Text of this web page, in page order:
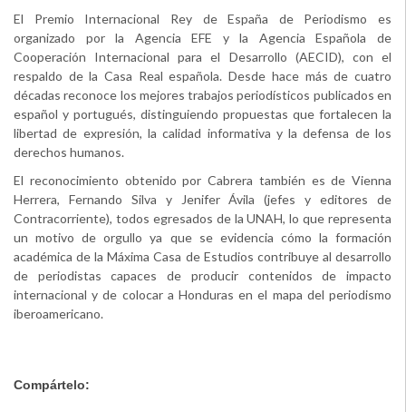
El Premio Internacional Rey de España de Periodismo es
organizado por la Agencia EFE y la Agencia Española de
Cooperación Internacional para el Desarrollo (AECID), con el
respaldo de la Casa Real española. Desde hace más de cuatro
décadas reconoce los mejores trabajos periodísticos publicados en
español y portugués, distinguiendo propuestas que fortalecen la
libertad de expresión, la calidad informativa y la defensa de los
derechos humanos.
El reconocimiento obtenido por Cabrera también es de Vienna
Herrera, Fernando Silva y Jenifer Ávila (jefes y editores de
Contracorriente), todos egresados de la UNAH, lo que representa
un motivo de orgullo ya que se evidencia cómo la formación
académica de la Máxima Casa de Estudios contribuye al desarrollo
de periodistas capaces de producir contenidos de impacto
internacional y de colocar a Honduras en el mapa del periodismo
iberoamericano.
Compártelo: